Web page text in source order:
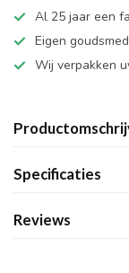
Al 25 jaar een
Eigen
Wij verpakken
Specificaties
Reviews